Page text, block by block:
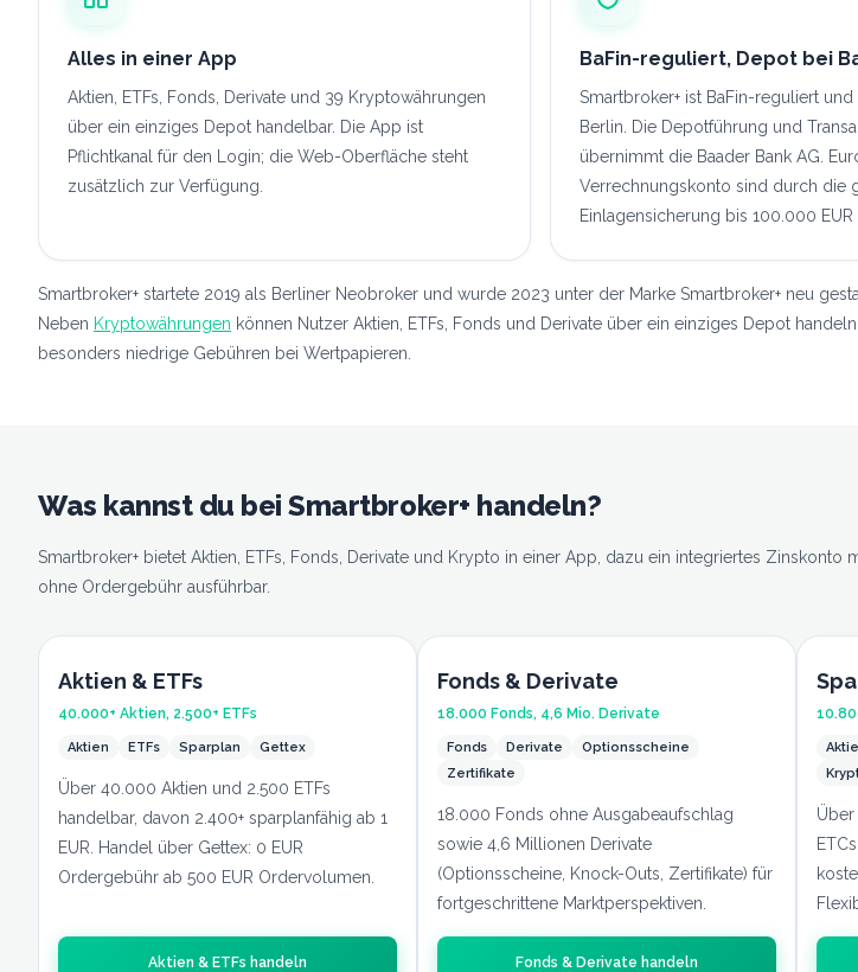
Alles in einer App
Aktien, ETFs, Fonds, Derivate und 39 Kryptowährungen
über ein einziges Depot handelbar. Die App ist
Pflichtkanal für den Login; die Web-Oberfläche steht
zusätzlich zur Verfügung.
BaFin-reguliert, Depot bei
Smartbroker+ ist BaFin-reguliert und
Berlin. Die Depotführung und
übernimmt die Baader Bank AG.
Verrechnungskonto sind durch die
Einlagensicherung bis 100.000 EUR
Smartbroker+ startete 2019 als Berliner Neobroker und wurde 2023 unter der Marke Smartbroker+ neu
Neben Kryptowährungen können Nutzer Aktien, ETFs, Fonds und Derivate über ein einziges Depot
besonders niedrige Gebühren bei Wertpapieren.
Was kannst du bei Smartbroker+ handeln?
Smartbroker+ bietet Aktien, ETFs, Fonds, Derivate und Krypto in einer App, dazu ein integriertes Zinskonto
ohne Ordergebühr ausführbar.
Aktien & ETFs
40.000+ Aktien, 2.500+ ETFs
Aktien ETFs Sparplan Gettex
Über 40.000 Aktien und 2.500 ETFs
handelbar, davon 2.400+ sparplanfähig ab 1
EUR. Handel über Gettex: 0 EUR
Ordergebühr ab 500 EUR Ordervolumen.
Aktien & ETFs handeln
Fonds & Derivate
18.000 Fonds, 4,6 Mio. Derivate
Fonds Derivate
Optionsscheine
Zertifikate
18.000 Fonds ohne Ausgabeaufschlag
sowie 4,6 Millionen Derivate
(Optionsscheine, Knock-Outs, Zertifikate) für
fortgeschrittene Marktperspektiven.
Fonds & Derivate handeln
Über